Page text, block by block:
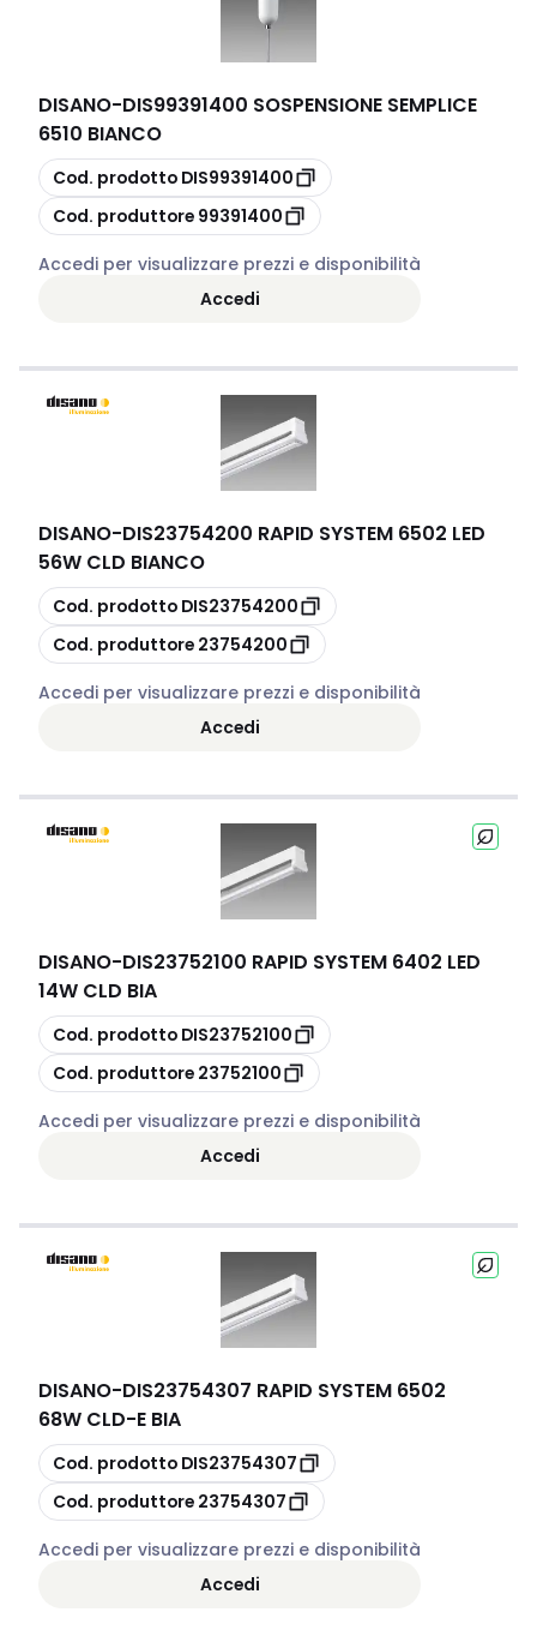
DISANO-DIS99391400 SOSPENSIONE SEMPLICE
6510 BIANCO
copia
Cod. prodotto DIS99391400
copia
Cod. produttore 99391400
Accedi per visualizzare prezzi e disponibilità
Accedi
DISANO-DIS23754200 RAPID SYSTEM 6502 LED
56W CLD BIANCO
copia
Cod. prodotto DIS23754200
copia
Cod. produttore 23754200
Accedi per visualizzare prezzi e disponibilità
Accedi
DISANO-DIS23752100 RAPID SYSTEM 6402 LED
14W CLD BIA
copia
Cod. prodotto DIS23752100
copia
Cod. produttore 23752100
Accedi per visualizzare prezzi e disponibilità
Accedi
DISANO-DIS23754307 RAPID SYSTEM 6502
68W CLD-E BIA
copia
Cod. prodotto DIS23754307
copia
Cod. produttore 23754307
Accedi per visualizzare prezzi e disponibilità
Accedi